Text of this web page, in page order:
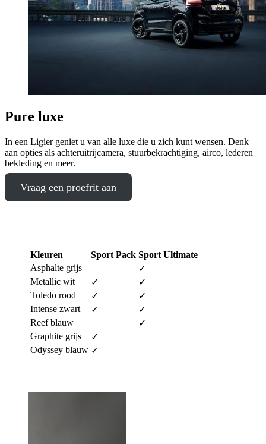
Pure luxe
In een Ligier geniet u van alle luxe die u zich kunt wensen. Denk
aan opties als achteruitrijcamera, stuurbekrachtiging, airco, lederen
bekleding en meer.
Vraag een proefrit aan
Kleuren Sport Pack Sport Ultimate
Asphalte grijs
✓
Metallic wit
✓
✓
Toledo rood
✓
✓
Intense zwart
✓
✓
Reef blauw
✓
Graphite grijs
✓
Odyssey blauw ✓